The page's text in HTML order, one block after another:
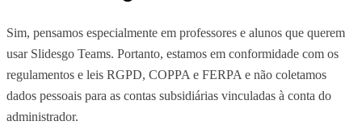
Sim, pensamos especialmente em professores e alunos que querem
usar Slidesgo Teams. Portanto, estamos em conformidade com os
regulamentos e leis RGPD, COPPA e FERPA e não coletamos
dados pessoais para as contas subsidiárias vinculadas à conta do
administrador.